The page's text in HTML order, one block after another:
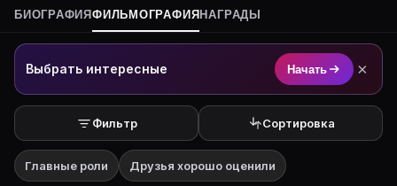
БИОГРАФИЯФИЛЬМОГРАФИЯ НАГРАДЫ
Выбрать интересные Начать ×
Фильтр Сортировка
Главные роли Друзья хорошо оценили